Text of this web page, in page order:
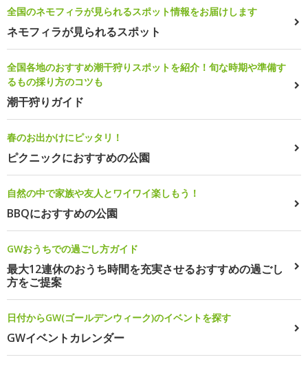
全国のネモフィラが見られるスポット情報をお届けします
ネモフィラが見られるスポット
全国各地のおすすめ潮干狩りスポットを紹介！旬な時期や準備す
るもの採り方のコツも
潮干狩りガイド
春のお出かけにピッタリ！
ピクニックにおすすめの公園
自然の中で家族や友人とワイワイ楽しもう！
BBQにおすすめの公園
GWおうちでの過ごし方ガイド
最大12連休のおうち時間を充実させるおすすめの過ごし
方をご提案
日付からGW(ゴールデンウィーク)のイベントを探す
GWイベントカレンダー